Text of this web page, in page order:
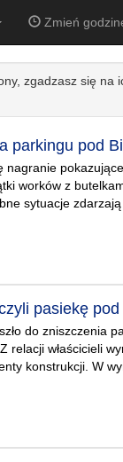
Zmień
zgadzasz się na
parkingu pod
nagranie
worków z
sytuacje
pasiekę
do zniszczenia
relacji właścicieli
konstrukcji. W